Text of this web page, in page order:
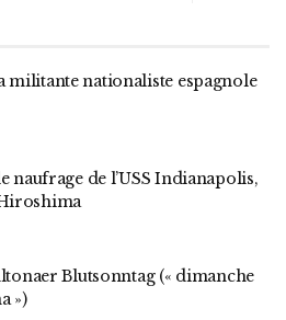
militante nationaliste espagnole
naufrage de l’USS Indianapolis,
Blutsonntag (« dimanche
»)